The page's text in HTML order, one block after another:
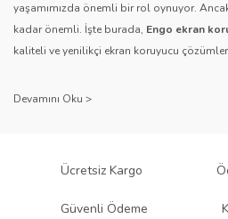
yaşamımızda önemli bir rol oynuyor.
kadar önemli. İşte burada, Engo ekran
kaliteli ve yenilikçi ekran koruyucu
sağlıyor.
Engo ekran koruyucuları
, uzun yıllara
ürününü titiz bir kalite kontrol sürecinden
Ücretsiz Kargo
Güvenli Ödeme